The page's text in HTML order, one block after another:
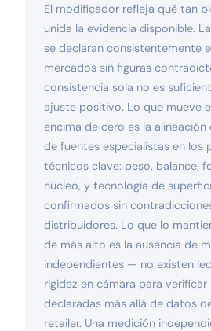
El modificador refleja qué tan
unida la evidencia disponible.
se declaran consistentemente
mercados sin figuras
consistencia sola no es
ajuste positivo. Lo que mueve
encima de cero es la
de fuentes especialistas en los
técnicos clave: peso, balance,
núcleo, y tecnología de
confirmados sin
distribuidores. Lo que lo
de más alto es la ausencia de
independientes — no existen
rigidez en cámara para verificar
declaradas más allá de datos
retailer. Una medición